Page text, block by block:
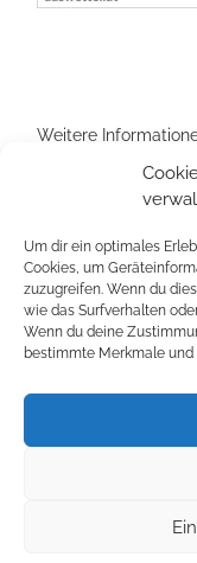
Um dir ein optimales
Cookies, um
zuzugreifen. Wenn du
wie das Surfverhalten
Wenn du deine
bestimmte Merkmale
Weitere
Mariazell Online
Österreichische
Touringhotels
Tripadvisor
Via Sacra
HolidayCheck
RTK